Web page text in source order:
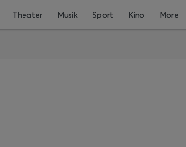
Theater Musik Sport Kino More